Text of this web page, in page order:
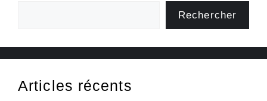
Rechercher
Articles récents